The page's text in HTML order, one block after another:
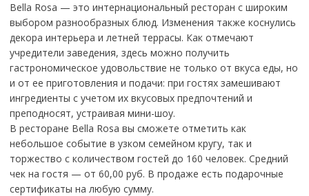
Bella Rosa — это интернациональный ресторан с широким
выбором разнообразных блюд. Изменения также коснулись
декора интерьера и летней террасы. Как отмечают
учредители заведения, здесь можно получить
гастрономическое удовольствие не только от вкуса еды, но
и от ее приготовления и подачи: при гостях замешивают
ингредиенты с учетом их вкусовых предпочтений и
преподносят, устраивая мини-шоу.
В ресторане Bella Rosa вы сможете отметить как
небольшое событие в узком семейном кругу, так и
торжество с количеством гостей до 160 человек. Средний
чек на гостя — от 60,00 руб. В продаже есть подарочные
сертификаты на любую сумму.